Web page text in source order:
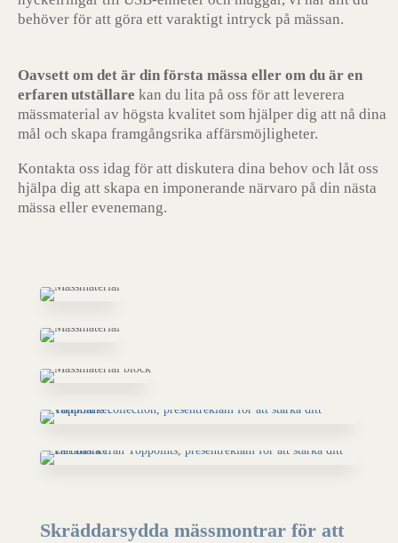
behöver för att göra ett varaktigt intryck på mässan.
Oavsett om det är din första mässa eller om du är en
erfaren utställare kan du lita på oss för att leverera
mässmaterial av högsta kvalitet som hjälper dig att nå dina
mål och skapa framgångsrika affärsmöjligheter.
Kontakta oss idag för att diskutera dina behov och låt oss
hjälpa dig att skapa en imponerande närvaro på din nästa
mässa eller evenemang.
Skräddarsydda mässmontrar för att